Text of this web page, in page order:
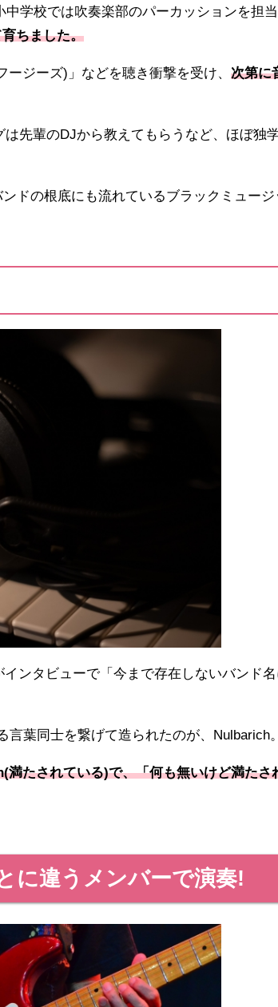
学校では吹奏楽部のパーカッションを担当
ちました。
ージーズ)」などを聴き衝撃を受け、次第に
先輩のDJから教えてもらうなど、ほぼ独
ドの根底にも流れているブラックミュージ
ンタビューで「今まで存在しないバンド名
言葉同士を繋げて造られたのが、Nulbarich。
たされている)で、「何も無いけど満たさ
に違うメンバーで演奏!